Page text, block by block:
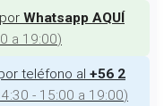
Whatsapp AQUÍ
a 19:00)
teléfono al +56 2
- 15:00 a 19:00)